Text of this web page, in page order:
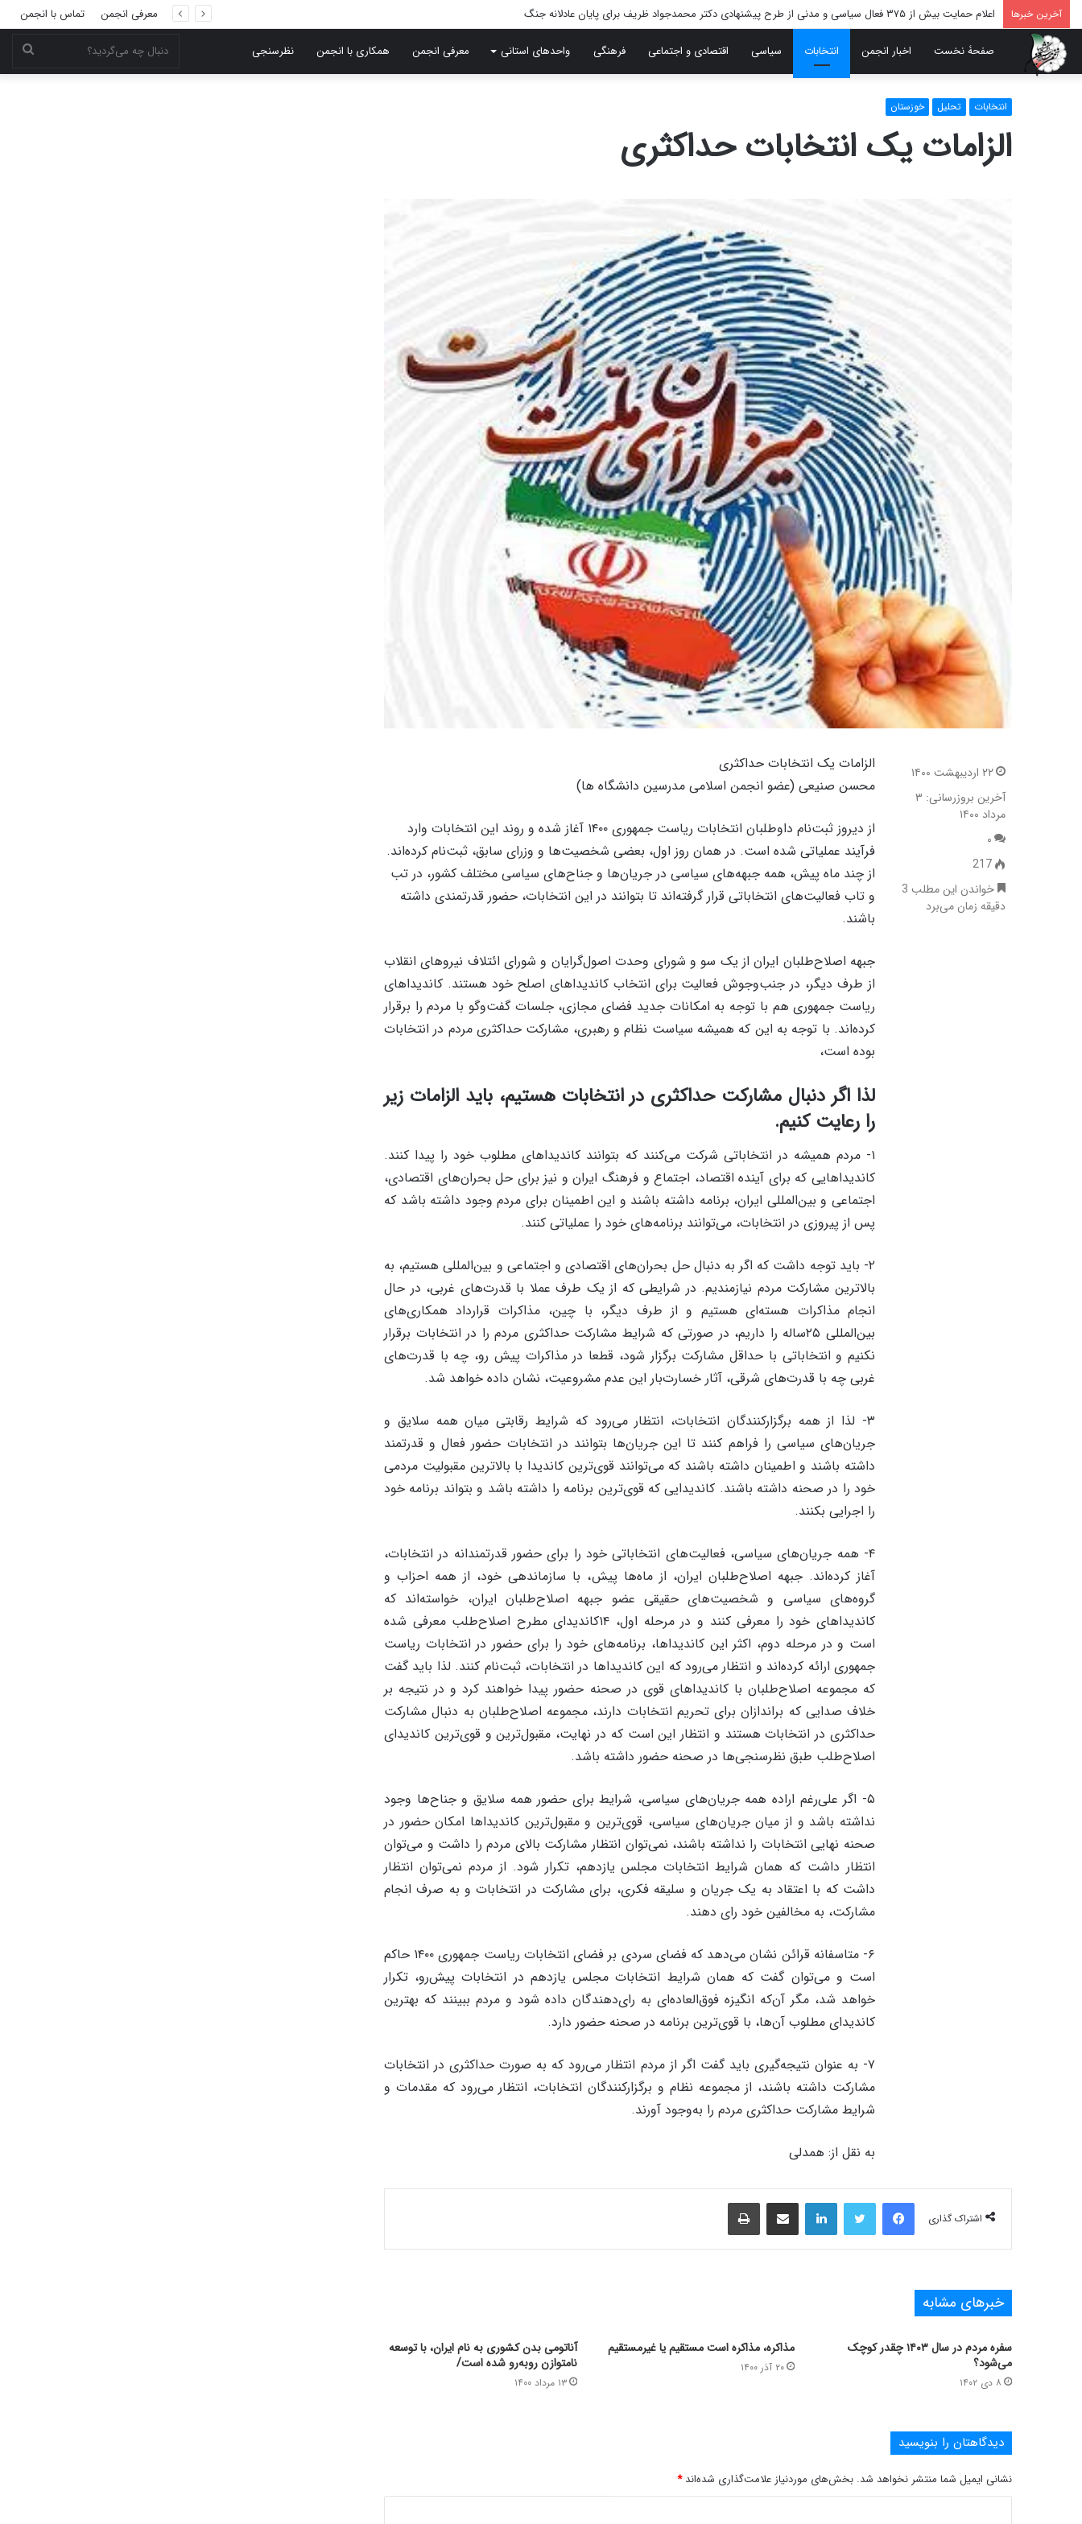
آخرین خبرها اعلام حمایت بیش از ۳۷۵ فعال سیاسی و مدنی از طرح پیشنهادی دکتر محمدجواد ظریف برای پایان عادلانه جنگ معرفی انجمن تماس با انجمن
صفحۀ نخست اخبار انجمن انتخابات سیاسی اقتصادی و اجتماعی فرهنگی واحدهای استانی معرفی انجمن همکاری با انجمن نظرسنجی
انتخابات تحلیل خوزستان
الزامات یک انتخابات حداکثری
الزامات یک انتخابات حداکثری
محسن صنیعی (عضو انجمن اسلامی مدرسین دانشگاه ها)
از دیروز ثبت‌نام داوطلبان انتخابات ریاست جمهوری ۱۴۰۰ آغاز شده و روند این انتخابات وارد
فرآیند عملیاتی شده است. در همان روز اول، بعضی شخصیت‌‌ها و وزرای سابق، ثبت‌نام کرده‌‌‌اند.
از چند ماه پیش، همه جبهه‌‌های سیاسی در جریان‌‌ها و جناح‌‌های سیاسی مختلف کشور، در تب
و تاب فعالیت‌‌های انتخاباتی قرار گرفته‌‌‌اند تا بتوانند در این انتخابات، حضور قدرتمندی داشته
باشند.‌
جبهه اصلاح‌طلبان ایران از یک سو و شورای وحدت اصول‌گرایان و شورای ائتلاف نیروهای انقلاب
از طرف دیگر، در جنب‌وجوش فعالیت برای انتخاب کاندیداهای اصلح خود هستند. کاندیداهای
ریاست جمهوری هم با توجه به امکانات جدید فضای مجازی، جلسات گفت‌وگو با مردم را برقرار
کرده‌‌‌اند. با توجه به این که همیشه سیاست نظام و رهبری، مشارکت حداکثری مردم در انتخابات
بوده است،
لذا اگر دنبال مشارکت حداکثری در انتخابات هستیم، باید الزامات زیر
را رعایت کنیم.
۱- مردم همیشه در انتخاباتی شرکت می‌کنند که بتوانند کاندیداهای مطلوب خود را پیدا کنند.
کاندیداهایی که برای آینده اقتصاد، اجتماع و فرهنگ ایران و نیز برای حل بحران‌‌های اقتصادی،
اجتماعی و بین‌المللی ایران، برنامه داشته باشند و این اطمینان برای مردم وجود داشته باشد که
پس از پیروزی در انتخابات، می‌توانند برنامه‌‌های خود را عملیاتی کنند.
۲- باید توجه داشت که اگر به دنبال حل بحران‌‌های اقتصادی و اجتماعی و بین‌المللی هستیم، به
بالاترین مشارکت مردم نیازمندیم. در شرایطی که از یک طرف عملا با قدرت‌‌های غربی، در حال
انجام مذاکرات هسته‌ای هستیم و از طرف دیگر، با چین، مذاکرات قرارداد همکاری‌‌های
بین‌المللی ۲۵ساله را داریم، در صورتی که شرایط مشارکت حداکثری مردم را در انتخابات برقرار
نکنیم و انتخاباتی با حداقل مشارکت برگزار شود، قطعا در مذاکرات پیش رو، چه با قدرت‌‌های
غربی چه با قدرت‌‌های شرقی، آثار خسارت‌بار این عدم مشروعیت، نشان داده خواهد شد.
۳- لذا از همه برگزارکنندگان انتخابات، انتظار می‌رود که شرایط رقابتی میان همه سلایق و
جریان‌‌های سیاسی را فراهم کنند تا این جریان‌‌ها بتوانند در انتخابات حضور فعال و قدرتمند
داشته باشند و اطمینان داشته باشند که می‌توانند قوی‌ترین کاندیدا با بالاترین مقبولیت مردمی
خود را در صحنه داشته باشند. کاندیدایی که قوی‌ترین برنامه را داشته باشد و بتواند برنامه خود
را اجرایی بکنند.
۴- همه جریان‌‌های سیاسی، فعالیت‌‌های انتخاباتی خود را برای حضور قدرتمندانه در انتخابات،
آغاز کرده‌‌‌اند. جبهه اصلاح‌طلبان ایران، از ماه‌‌ها پیش، با سازماندهی خود، از همه احزاب و
گروه‌‌های سیاسی و شخصیت‌‌های حقیقی عضو جبهه اصلاح‌طلبان ایران، خواسته‌‌‌اند که
کاندیداهای خود را معرفی کنند و در مرحله اول، ۱۴کاندیدای مطرح اصلاح‌طلب معرفی شده
است و در مرحله دوم، اکثر این کاندیداها، برنامه‌‌های خود را برای حضور در انتخابات ریاست
جمهوری ارائه کرده‌‌‌اند و انتظار می‌رود که این کاندیداها در انتخابات، ثبت‌نام کنند.‌ لذا باید گفت
که مجموعه اصلاح‌طلبان با کاندیداهای قوی در صحنه حضور پیدا خواهند کرد و در نتیجه بر
خلاف صدایی که براندازان برای تحریم انتخابات دارند، مجموعه اصلاح‌طلبان به دنبال مشارکت
حداکثری در انتخابات هستند و انتظار این است که در نهایت، مقبول‌ترین و قوی‌ترین کاندیدای
اصلاح‌طلب طبق نظرسنجی‌‌ها در صحنه حضور داشته باشد.
۵- اگر علی‌رغم اراده همه جریان‌‌های سیاسی، شرایط برای حضور همه سلایق و جناح‌‌ها وجود
نداشته باشد و از میان جریان‌‌های سیاسی، قوی‌ترین و مقبول‌ترین کاندیداها امکان حضور در
صحنه نهایی انتخابات را نداشته باشند، نمی‌توان انتظار مشارکت بالای مردم را داشت و می‌توان
انتظار داشت که همان شرایط انتخابات مجلس یازدهم، تکرار شود. از مردم نمی‌توان انتظار
داشت که با اعتقاد به یک جریان و سلیقه فکری، برای مشارکت در انتخابات و به صرف انجام
مشارکت، به مخالفین خود رای دهند.‌
۶- متاسفانه قرائن نشان می‌دهد که فضای سردی بر فضای انتخابات ریاست جمهوری ۱۴۰۰ حاکم
است و می‌توان گفت که همان شرایط انتخابات مجلس یازدهم در انتخابات پیش‌رو، تکرار
خواهد شد، مگر آن‌که انگیزه فوق‌العاده‌ای به رای‌دهندگان داده شود و مردم ببینند که بهترین
کاندیدای مطلوب آن‌‌ها، با قوی‌ترین برنامه در صحنه حضور دارد.
۷- به عنوان نتیجه‌گیری باید گفت اگر از مردم انتظار می‌رود که به صورت حداکثری در انتخابات
مشارکت داشته باشند، از مجموعه نظام و برگزارکنندگان انتخابات، انتظار می‌رود که مقدمات و
شرایط مشارکت حداکثری مردم را به‌وجود آورند.
به نقل از: همدلی
۲۲ اردیبهشت ۱۴۰۰
آخرین بروزرسانی: ۳
مرداد ۱۴۰۰
۰
217
خواندن این مطلب 3
دقیقه زمان می‌برد
اشتراک گذاری
فیس بوک لینکدین اشتراک‌گذاری از طریق ایمیل
خبرهای مشابه
سفره مردم در سال ۱۴۰۳ چقدر کوچک
می‌شود؟
۸ دی ۱۴۰۲
مذاکره، مذاکره است مستقیم یا غیرمستقیم
۲۰ آذر ۱۴۰۰
آناتومی بدن کشوری به نام ایران، با توسعه
نامتوازن روبه‌رو شده است/
۱۳ مرداد ۱۴۰۰
دیدگاهتان را بنویسید
نشانی ایمیل شما منتشر نخواهد شد. بخش‌های موردنیاز علامت‌گذاری شده‌اند*